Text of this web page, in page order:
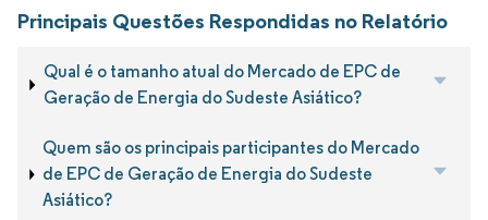
Principais Questões Respondidas no Relatório
Qual é o tamanho atual do Mercado de EPC de
Geração de Energia do Sudeste Asiático?
Quem são os principais participantes do Mercado
de EPC de Geração de Energia do Sudeste
Asiático?